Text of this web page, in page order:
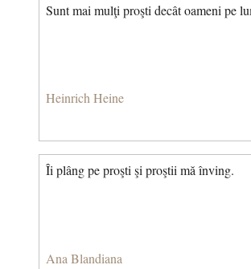
Sunt mai mulţi proşti decât oameni pe
Heinrich Heine
Îi plâng pe proşti şi proştii mă înving.
Ana Blandiana